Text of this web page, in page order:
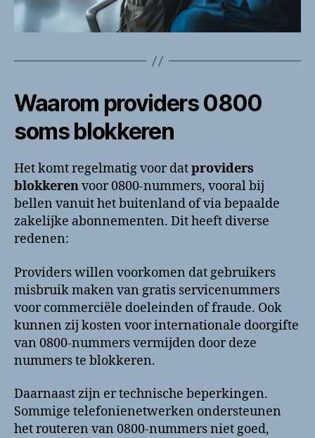
Waarom providers 0800
soms blokkeren
Het komt regelmatig voor datproviders
blokkerenvoor 0800-nummers, vooral bij
bellen vanuit het buitenland of via bepaalde
zakelijke abonnementen. Dit heeft diverse
redenen:
Providers willen voorkomen dat gebruikers
misbruik maken van gratis servicenummers
voor commerciële doeleinden of fraude. Ook
kunnen zij kosten voor internationale doorgifte
van 0800-nummers vermijden door deze
nummers te blokkeren.
Daarnaast zijn er technische beperkingen.
Sommige telefonienetwerken ondersteunen
het routeren van 0800-nummers niet goed,